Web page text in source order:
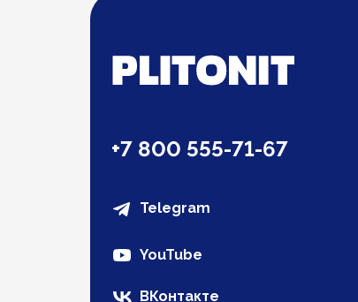
+7 800 555-71-67
Telegram
YouTube
ВКонтакте